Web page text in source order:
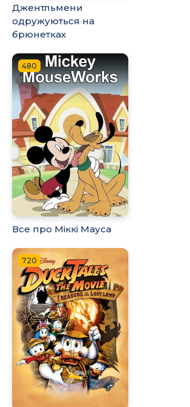
Джентльмени
одружуються на
брюнетках
480
Все про Міккі Мауса
720